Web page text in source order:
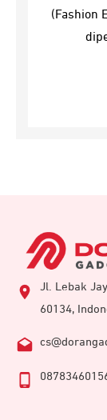
(Fashion
Jl. Lebak
60134,